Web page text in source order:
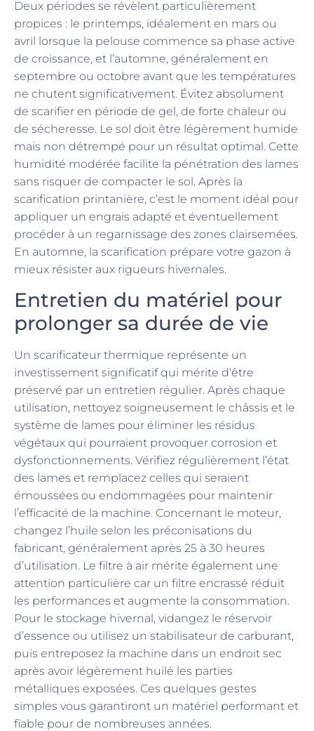
Deux périodes se révèlent particulièrement
propices : le printemps, idéalement en mars ou
avril lorsque la pelouse commence sa phase active
de croissance, et l’automne, généralement en
septembre ou octobre avant que les températures
ne chutent significativement. Évitez absolument
de scarifier en période de gel, de forte chaleur ou
de sécheresse. Le sol doit être légèrement humide
mais non détrempé pour un résultat optimal. Cette
humidité modérée facilite la pénétration des lames
sans risquer de compacter le sol. Après la
scarification printanière, c’est le moment idéal pour
appliquer un engrais adapté et éventuellement
procéder à un regarnissage des zones clairsemées.
En automne, la scarification prépare votre gazon à
mieux résister aux rigueurs hivernales.
Entretien du matériel pour
prolonger sa durée de vie
Un scarificateur thermique représente un
investissement significatif qui mérite d’être
préservé par un entretien régulier. Après chaque
utilisation, nettoyez soigneusement le châssis et le
système de lames pour éliminer les résidus
végétaux qui pourraient provoquer corrosion et
dysfonctionnements. Vérifiez régulièrement l’état
des lames et remplacez celles qui seraient
émoussées ou endommagées pour maintenir
l’efficacité de la machine. Concernant le moteur,
changez l’huile selon les préconisations du
fabricant, généralement après 25 à 30 heures
d’utilisation. Le filtre à air mérite également une
attention particulière car un filtre encrassé réduit
les performances et augmente la consommation.
Pour le stockage hivernal, vidangez le réservoir
d’essence ou utilisez un stabilisateur de carburant,
puis entreposez la machine dans un endroit sec
après avoir légèrement huilé les parties
métalliques exposées. Ces quelques gestes
simples vous garantiront un matériel performant et
fiable pour de nombreuses années.